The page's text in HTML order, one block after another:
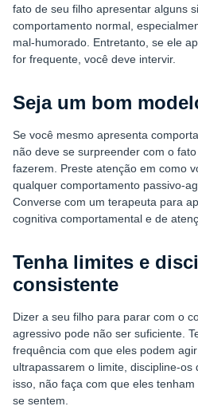
fato de seu filho apresentar alguns
comportamento normal,
mal-humorado. Entretanto, se ele
for frequente, você deve intervir.
Seja um bom
Se você mesmo apresenta
não deve se surpreender com o
fazerem. Preste atenção em como
qualquer comportamento passivo-
Converse com um terapeuta para
cognitiva comportamental e de
Tenha limites e
consistente
Dizer a seu filho para parar com o
agressivo pode não ser suficiente.
frequência com que eles podem
ultrapassarem o limite, discipline-
isso, não faça com que eles
se sentem.